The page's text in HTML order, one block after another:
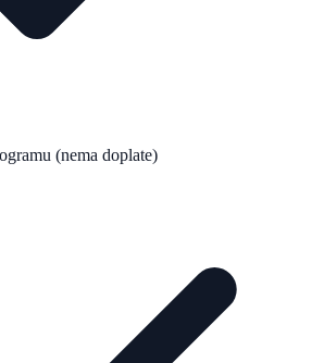
(nema doplate)